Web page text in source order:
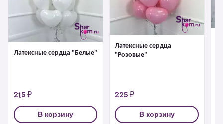
Латексные сердца "Белые"
215 ₽
В корзину
Латексные сердца
"Розовые"
225 ₽
В корзину